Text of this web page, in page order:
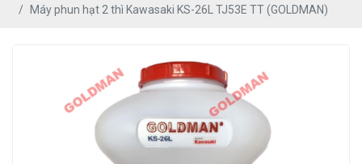
Máy phun hạt 2 thì Kawasaki KS-26L TJ53E TT (GOLDMAN)